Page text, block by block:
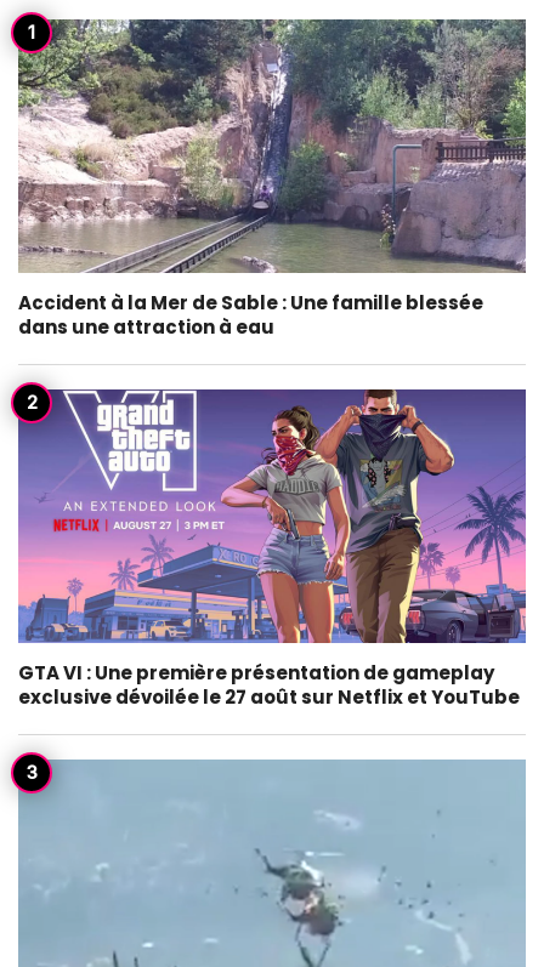
Accident à la Mer de Sable : Une famille blessée
dans une attraction à eau
GTA VI : Une première présentation de gameplay
exclusive dévoilée le 27 août sur Netflix et YouTube